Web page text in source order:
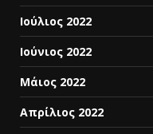
Ιούλιος 2022
Ιούνιος 2022
Μάιος 2022
Απρίλιος 2022